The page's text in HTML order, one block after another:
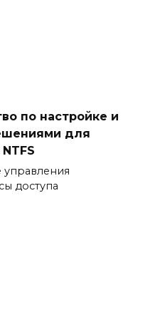
по настройке и
для
доступа